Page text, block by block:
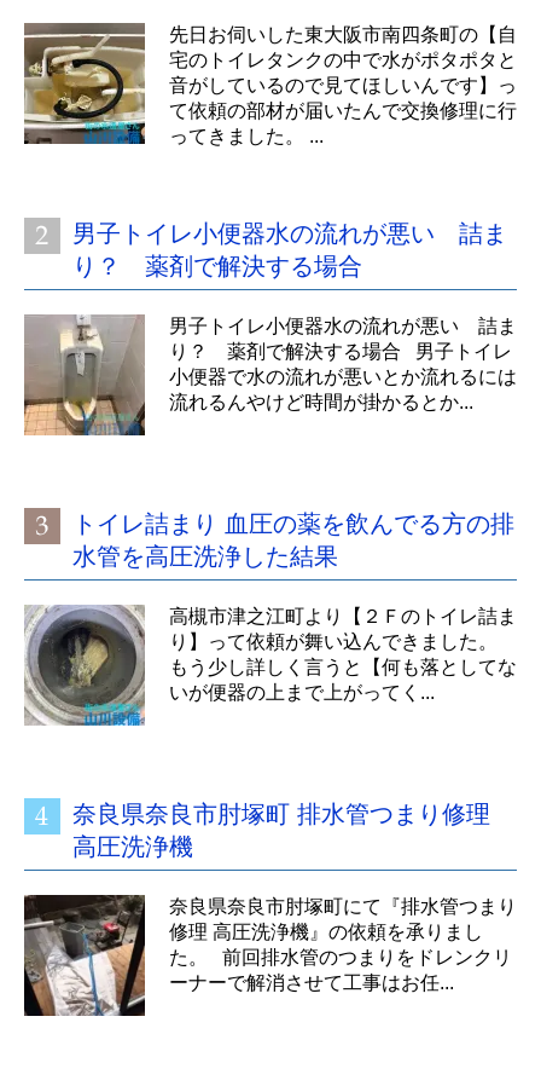
先日お伺いした東大阪市南四条町の【自
宅のトイレタンクの中で水がポタポタと
音がしているので見てほしいんです】っ
て依頼の部材が届いたんで交換修理に行
ってきました。 ...
男子トイレ小便器水の流れが悪い 詰ま
り？ 薬剤で解決する場合
男子トイレ小便器水の流れが悪い 詰ま
り？ 薬剤で解決する場合 男子トイレ
小便器で水の流れが悪いとか流れるには
流れるんやけど時間が掛かるとか...
トイレ詰まり 血圧の薬を飲んでる方の排
水管を高圧洗浄した結果
高槻市津之江町より【２Ｆのトイレ詰ま
り】って依頼が舞い込んできました。
もう少し詳しく言うと【何も落としてな
いが便器の上まで上がってく...
奈良県奈良市肘塚町 排水管つまり修理
高圧洗浄機
奈良県奈良市肘塚町にて『排水管つまり
修理 高圧洗浄機』の依頼を承りまし
た。 前回排水管のつまりをドレンクリ
ーナーで解消させて工事はお任...